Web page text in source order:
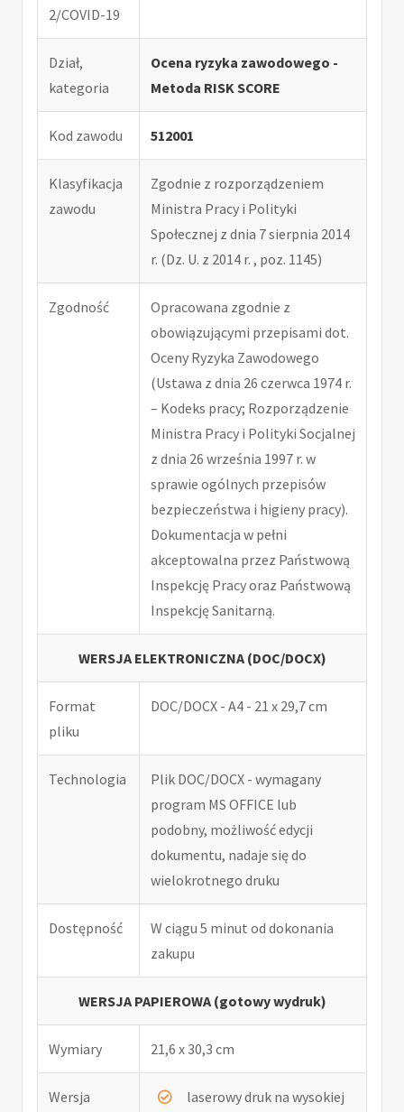
2/COVID-19
Dział,
kategoria
Ocena ryzyka zawodowego -
Metoda RISK SCORE
Kod zawodu 512001
Klasyfikacja
zawodu
Zgodnie z rozporządzeniem
Ministra Pracy i Polityki
Społecznej z dnia 7 sierpnia 2014
r. (Dz. U. z 2014 r. , poz. 1145)
Zgodność
Opracowana zgodnie z
obowiązującymi przepisami dot.
Oceny Ryzyka Zawodowego
(Ustawa z dnia 26 czerwca 1974 r.
– Kodeks pracy; Rozporządzenie
Ministra Pracy i Polityki Socjalnej
z dnia 26 września 1997 r. w
sprawie ogólnych przepisów
bezpieczeństwa i higieny pracy).
Dokumentacja w pełni
akceptowalna przez Państwową
Inspekcję Pracy oraz Państwową
Inspekcję Sanitarną.
WERSJA ELEKTRONICZNA (DOC/DOCX)
Format
pliku
DOC/DOCX - A4 - 21 x 29,7 cm
Technologia
Plik DOC/DOCX - wymagany
program MS OFFICE lub
podobny, możliwość edycji
dokumentu, nadaje się do
wielokrotnego druku
Dostępność
W ciągu 5 minut od dokonania
zakupu
WERSJA PAPIEROWA (gotowy wydruk)
Wymiary 21,6 x 30,3 cm
Wersja laserowy druk na wysokiej